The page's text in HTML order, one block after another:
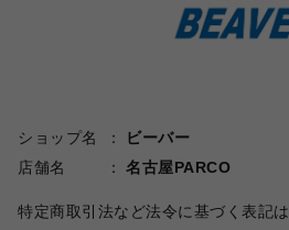
ショップ名
ビーバー
店舗名
名古屋PARCO
特定商取引法など法令に基づく表記は